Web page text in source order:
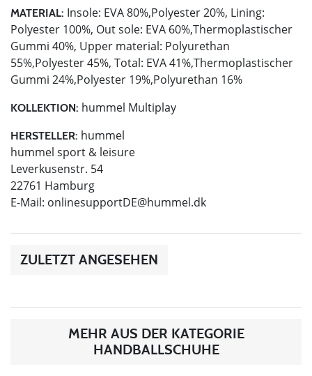
MATERIAL: Insole: EVA 80%,Polyester 20%, Lining:
Polyester 100%, Out sole: EVA 60%,Thermoplastischer
Gummi 40%, Upper material: Polyurethan
55%,Polyester 45%, Total: EVA 41%,Thermoplastischer
Gummi 24%,Polyester 19%,Polyurethan 16%
KOLLEKTION: hummel Multiplay
HERSTELLER: hummel
hummel sport & leisure
Leverkusenstr. 54
22761 Hamburg
E-Mail: onlinesupportDE@hummel.dk
ZULETZT ANGESEHEN
MEHR AUS DER KATEGORIE
HANDBALLSCHUHE